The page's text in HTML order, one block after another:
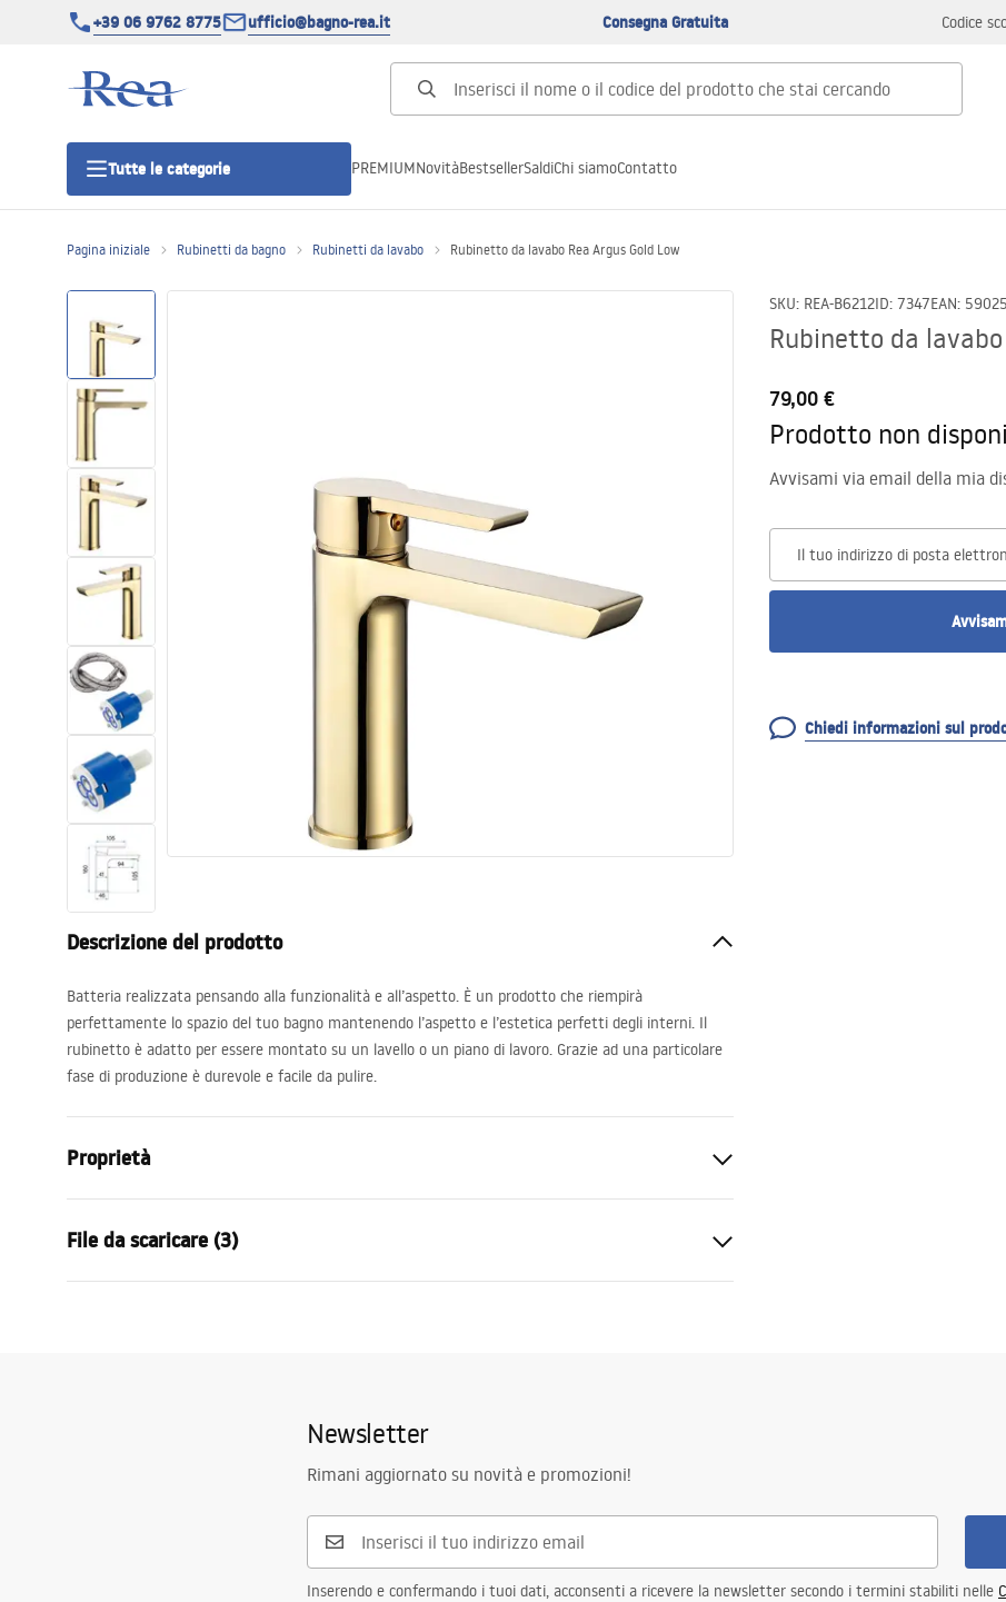
+39 06 9762 8775 ufficio@bagno-rea.it Consegna Gratuita Codice
Tutte le categorie
Porte doccia
Piatti doccia da bagno
Canaline di scarico
Lavabi
Vasche da bagno e schermi vasca
Rubinetti da bagno
Set doccia
PREMIUMNovitàBestsellerSaldiChi siamoContatto
Pagina iniziale Rubinetti da bagno Rubinetti da lavabo Rubinetto da lavabo Rea Argus Gold Low
SKU: REA-B6212ID: 7347EAN:
Rubinetto da
79,00 €
Prodotto non
Avvisami via email della mia
Il tuo indirizzo di posta
Chiedi informazioni sul
Descrizione del prodotto
Batteria realizzata pensando alla funzionalità e all’aspetto. È un prodotto che riempirà
perfettamente lo spazio del tuo bagno mantenendo l’aspetto e l’estetica perfetti degli interni. Il
rubinetto è adatto per essere montato su un lavello o un piano di lavoro. Grazie ad una particolare
fase di produzione è durevole e facile da pulire.
Proprietà
Metodo di installazione
Colore
Oro
160
PVD
5 anni
File da scaricare (3)
Informazioni sulla sicurezza
Safety_Information_Faucets.pdf
Newsletter
Rimani aggiornato su novità e promozioni!
Inserendo e confermando i tuoi dati, acconsenti a ricevere la newsletter secondo i termini stabiliti nelle